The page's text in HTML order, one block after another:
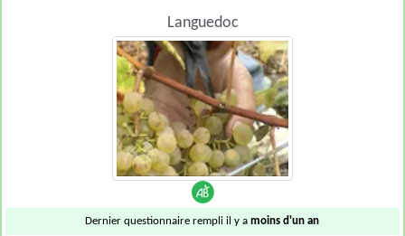
Languedoc
Dernier questionnaire rempli il y amoins d'un an